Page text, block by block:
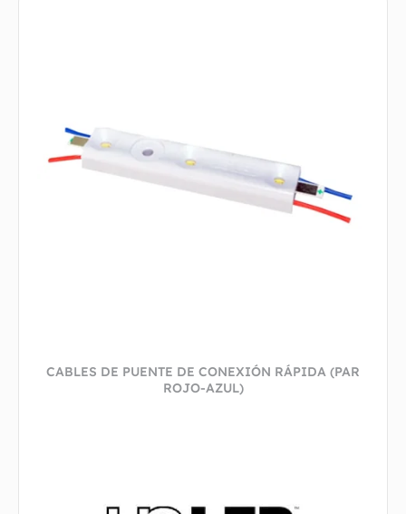
CABLES DE PUENTE DE CONEXIÓN RÁPIDA (PAR
ROJO-AZUL)